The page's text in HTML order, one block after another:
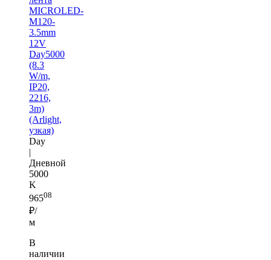
MICROLED-
M120-
3.5mm
12V
Day5000
(8.3
W/m,
IP20,
2216,
3m)
(Arlight,
узкая)
Day
|
Дневной
5000
K
96508
₽/
м
В
наличии